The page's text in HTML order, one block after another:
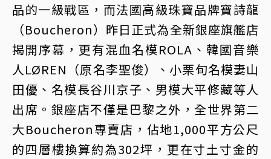
品的一級戰區，而法國高級珠寶品牌寶詩龍
（Boucheron）昨日正式為全新銀座旗艦店
揭開序幕，更有混血名模ROLA、韓國音樂
人LØREN（原名李聖俊）、小栗旬名模妻山
田優、名模長谷川京子、男模大平修藏等人
出席。銀座店不僅是巴黎之外，全世界第二
大Boucheron專賣店，佔地1,000平方公尺
的四層樓換算約為302坪，更在寸土寸金的